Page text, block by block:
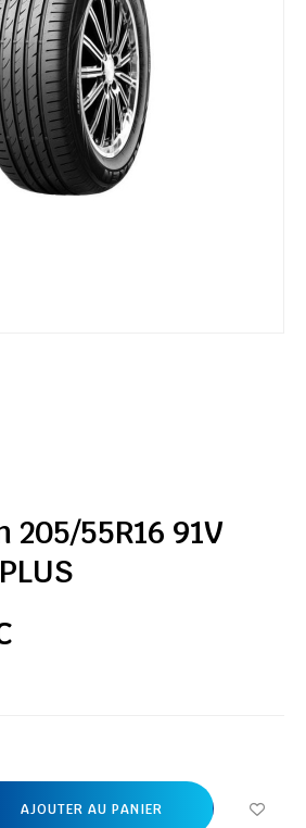
205/55R16 91V
AJOUTER AU PANIER